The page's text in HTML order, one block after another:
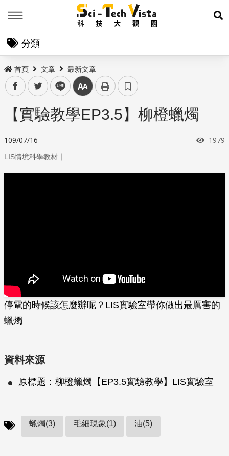
展
分類
首頁 文章 最新文章
facebooktwitter line 中
【實驗教學EP3.5】柳橙蠟燭
109/07/16 瀏覽
1979
LIS情境科學教材 ｜
停電的時候該怎麼辦呢？LIS實驗室帶你做出最厲害的
蠟燭
資料來源
原標題：柳橙蠟燭【EP3.5實驗教學】LIS實驗室
蠟燭(3) 毛細現象(1) 油(5)